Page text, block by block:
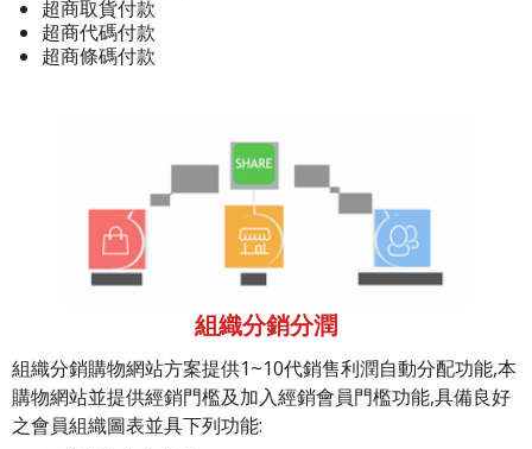
超商取貨付款
超商代碼付款
超商條碼付款
組織分銷分潤
組織分銷購物網站方案提供1~10代銷售利潤自動分配功能,本
購物網站並提供經銷門檻及加入經銷會員門檻功能,具備良好
之會員組織圖表並具下列功能: